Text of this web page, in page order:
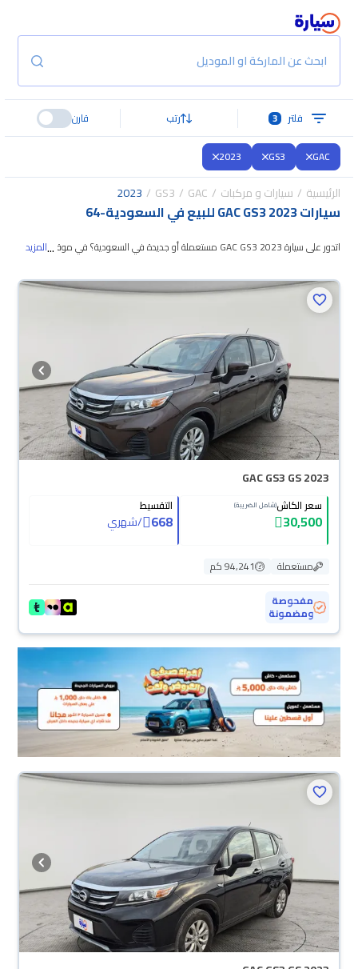
ابحث عن الماركة او الموديل
فلتر 3 رتب قارن
GAC
GS3
2023
الرئيسية سيارات و مركبات GAC
GS3
2023
سيارات GAC GS3 2023 للبيع في السعودية -
64
اتدور على سيارة GAC GS3 2023 مستعملة أو جديدة في السعودية؟ في موقع
GAC GS3 2023 المستعملة مضمونة ومفحوصة بأكثر من 200 نقطة وتقدر
أيام بكل سهولة. والسيارات الجديدة مضمونة بضمان الوكالة، تقدر تشتريها كاش أو
تقسيط، وتحجزها أونلاين، وبتوصلك لين باب بيتك.
...المزيد
GAC GS3 GS 2023
سعر الكاش(شامل الضريبة)
30,500
التقسيط
668
/شهري
مستعملة
94,241 كم
مفحوصة
ومضمونة